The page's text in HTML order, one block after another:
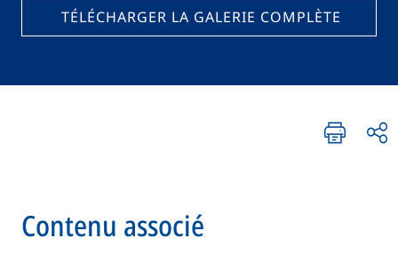
TÉLÉCHARGER LA GALERIE COMPLÈTE
Contenu associé